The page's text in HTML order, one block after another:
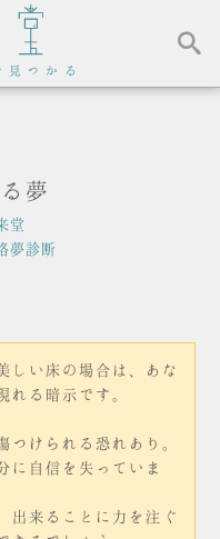
見つかる
夢
堂
夢診断
しい床の場合は、あな
れる暗示です。
つけられる恐れあり。
に自信を失っていま
出来ることに力を注ぐ